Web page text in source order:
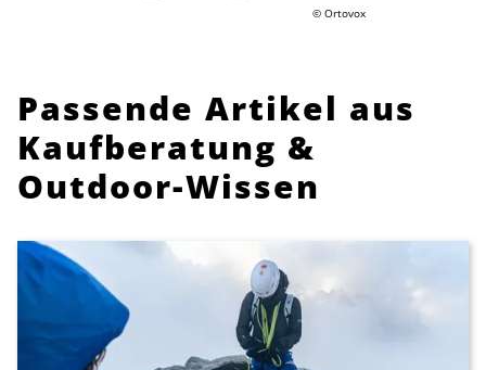
© Ortovox
Passende Artikel aus
Kaufberatung &
Outdoor-Wissen